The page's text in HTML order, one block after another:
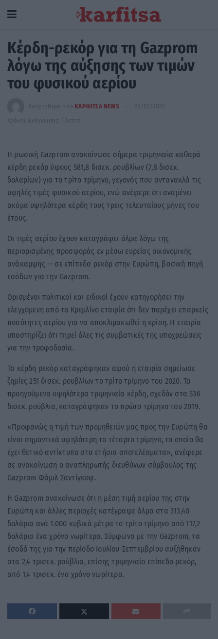
Κέρδη-ρεκόρ για τη Gazprom
λόγω της αύξησης των τιμών
του φυσικού αερίου
Αναρτήθηκε από ΚΑΡΦΙΤΣΑ NEWS
22/02/2022
Χρόνος Ανάγνωσης: 1 λεπτό
Η ρωσική Gazprom ανακοίνωσε σήμερα τριμηνιαία καθαρά
κέρδη ρεκόρ ύψους 581,8 δισεκ. ρουβλίων (7,8 δισεκ.
δολαρίων) για το τρίτο τρίμηνο, γεγονός που αντανακλά τις
υψηλές τιμές φυσικού αερίου, ενώ ανέφερε ότι αναμένει
ακόμα υψηλότερα κέρδη τους τρεις τελευταίους μήνες του
έτους.
Οι τιμές αερίου έχουν καταγράψει άλμα λόγω της
περιορισμένης προσφοράς εν μέσω ευρείας οικονομικής
ανάκαμψης — σε επίπεδα ρεκόρ στην Ευρώπη, βασική πηγή
εσόδων για την Gazprom.
Ορισμένοι πολιτικοί και ειδικοί έχουν κατηγορήσει την
ελεγχόμενη από το Κρεμλίνο εταιρία ότι δεν παρέχει επαρκείς
ποσότητες αερίου για να αποκλιμακωθεί η κρίση. Η εταιρία
υποστηρίζει ότι τηρεί όλες τις συμβατικές της υποχρεώσεις
για την τροφοδοσία.
Τα κέρδη ρεκόρ καταγράφηκαν αφού η εταιρία σημείωσε
ζημίες 251 δισεκ. ρουβλίων το τρίτο τρίμηνο του 2020. Τα
προηγούμενα υψηλότερα τριμηνιαία κέρδη, σχεδόν στα 536
δισεκ. ρούβλια, καταγράφηκαν το πρώτο τρίμηνο του 2019.
«Προφανώς η τιμή των προμηθειών μας προς την Ευρώπη θα
είναι σημαντικά υψηλότερη το τέταρτο τρίμηνο, το οποίο θα
έχει θετικό αντίκτυπο στα ετήσια αποτελέσματα», ανέφερε
σε ανακοίνωση ο αναπληρωτής διευθύνων σύμβουλος της
Gazprom Φάμιλ Σαντίγκοφ.
Η Gazprom ανακοίνωσε ότι η μέση τιμή αερίου της στην
Ευρώπη και άλλες περιοχές κατέγραψε άλμα στα 313,40
δολάρια ανά 1.000 κυβικά μέτρα το τρίτο τρίμηνο από 117,2
δολάρια ένα χρόνο νωρίτερα. Σύμφωνα με την Gazprom, τα
έσοδά της για την περίοδο Ιουλίου-Σεπτεμβρίου αυξήθηκαν
στα 2,4 τρισεκ. ρούβλια, επίσης τριμηνιαίο επίπεδο ρεκόρ,
από 1,4 τρισεκ. ένα χρόνο νωρίτερα.